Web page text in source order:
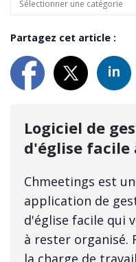
Partagez cet article :
Logiciel de
d'église
Chmeetings est
application de
d'église facile qui
à rester organisé.